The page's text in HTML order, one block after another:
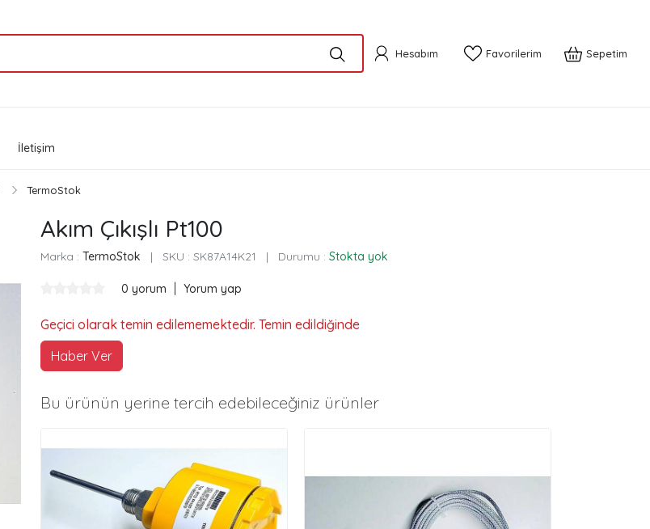
Hesabım Favorilerim Sepetim
İletişim
TermoStok
Akım Çıkışlı Pt100
Marka :TermoStok | SKU :SK87A14K21 | Durumu :Stokta yok
0 yorum Yorum yap
Geçici olarak temin edilememektedir. Temin edildiğinde
Haber Ver
Bu ürünün yerine tercih edebileceğiniz ürünler